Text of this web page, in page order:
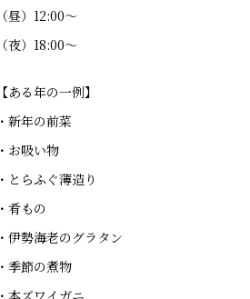
（昼）12:00〜
（夜）18:00〜
【ある年の一例】
・新年の前菜
・お吸い物
・とらふぐ薄造り
・肴もの
・伊勢海老のグラタン
・季節の煮物
・本ズワイガニ